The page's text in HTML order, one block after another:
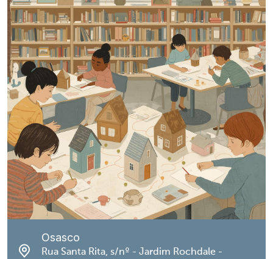
Osasco
Rua Santa Rita, s/nº - Jardim Rochdale -